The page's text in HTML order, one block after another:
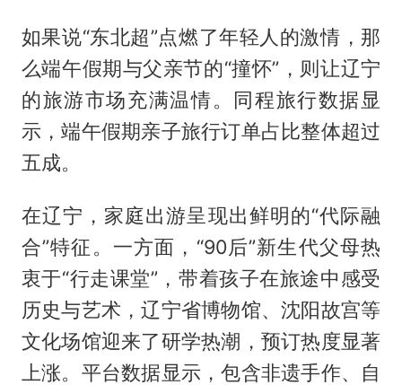
如果说“东北超”点燃了年轻人的激情，那
么端午假期与父亲节的“撞怀”，则让辽宁
的旅游市场充满温情。同程旅行数据显
示，端午假期亲子旅行订单占比整体超过
五成。
在辽宁，家庭出游呈现出鲜明的“代际融
合”特征。一方面，“90后”新生代父母热
衷于“行走课堂”，带着孩子在旅途中感受
历史与艺术，辽宁省博物馆、沈阳故宫等
文化场馆迎来了研学热潮，预订热度显著
上涨。平台数据显示，包含非遗手作、自